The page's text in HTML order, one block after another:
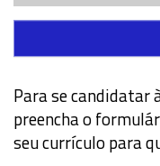
Para se candidatar
preencha o
seu currículo para